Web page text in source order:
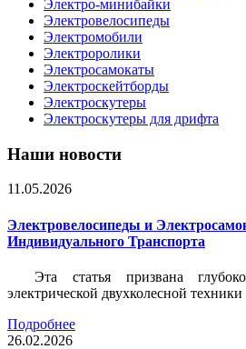
Электро-минибайки
Электровелосипеды
Электромобили
Электроролики
Электросамокаты
Электроскейтборды
Электроскутеры
Электроскутеры для дрифта
Наши новости
11.05.2026
Электровелосипеды и
Индивидуального Транспорта
Эта статья призвана
электрической двухколесной техники
Подробнее
26.02.2026